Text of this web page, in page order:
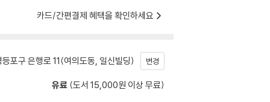
카드/간편결제 혜택을 확인하세요
포구 은행로 11(여의도동, 일신빌딩) 변경
유료 (도서 15,000원 이상 무료)